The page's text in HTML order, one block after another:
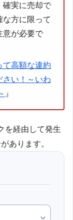
確実に売却で
な方に限って
意が必要で
て高額な違約
さい！～いわ
』
を経由して発生
あります。